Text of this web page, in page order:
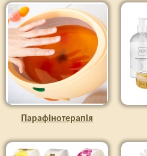
Парафінотерапія